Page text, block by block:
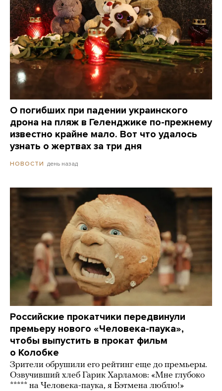
О погибших при падении украинского
дрона на пляж в Геленджике по-прежнему
известно крайне мало. Вот что удалось
узнать о жертвах за три дня
НОВОСТИ день назад
Российские прокатчики передвинули
премьеру нового «Человека-паука»,
чтобы выпустить в прокат фильм
о Колобке
Зрители обрушили его рейтинг еще до премьеры.
Озвучивший хлеб Гарик Харламов: «Мне глубоко
***** на Человека-паука, я Бэтмена люблю!»